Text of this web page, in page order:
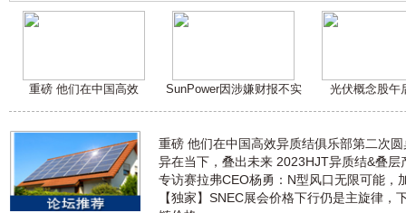
重磅 他们在中国高效 SunPower因涉嫌财报不实 光伏概念股午
重磅 他们在中国高效异质结俱乐部第二次
异在当下，叠出未来 2023HJT异质结&叠层
专访赛拉弗CEO杨勇：N型风口无限可能，
【独家】SNEC展会价格下行仍是主旋律，